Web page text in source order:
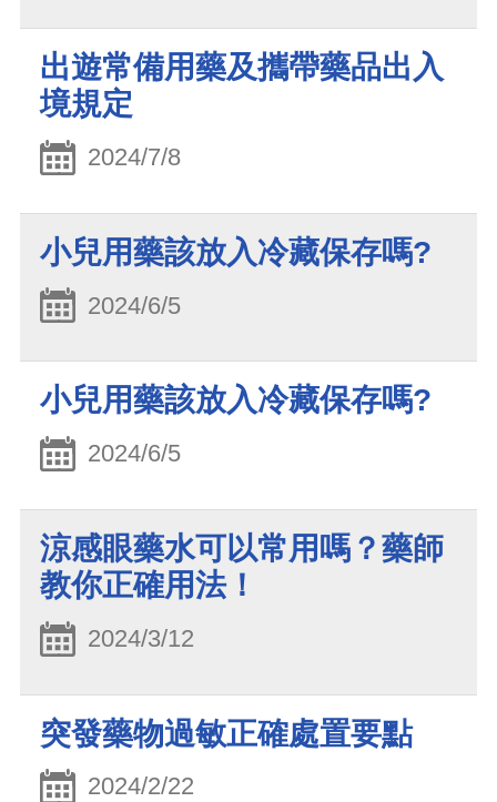
出遊常備用藥及攜帶藥品出入
境規定
2024/7/8
小兒用藥該放入冷藏保存嗎?
2024/6/5
小兒用藥該放入冷藏保存嗎?
2024/6/5
涼感眼藥水可以常用嗎？藥師
教你正確用法！
2024/3/12
突發藥物過敏正確處置要點
2024/2/22